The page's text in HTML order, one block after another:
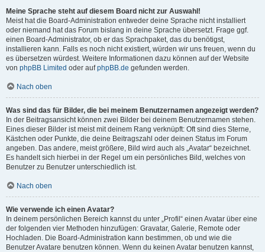
Meine Sprache steht auf diesem Board nicht zur Auswahl!
Meist hat die Board-Administration entweder deine Sprache nicht installiert
oder niemand hat das Forum bislang in deine Sprache übersetzt. Frage ggf.
einen Board-Administrator, ob er das Sprachpaket, das du benötigst,
installieren kann. Falls es noch nicht existiert, würden wir uns freuen, wenn du
es übersetzen würdest. Weitere Informationen dazu können auf der Website
von phpBB Limited oder aufphpBB.de gefunden werden.
Nach oben
Was sind das für Bilder, die bei meinem Benutzernamen angezeigt werden?
In der Beitragsansicht können zwei Bilder bei deinem Benutzernamen stehen.
Eines dieser Bilder ist meist mit deinem Rang verknüpft: Oft sind dies Sterne,
Kästchen oder Punkte, die deine Beitragszahl oder deinen Status im Forum
angeben. Das andere, meist größere, Bild wird auch als „Avatar“ bezeichnet.
Es handelt sich hierbei in der Regel um ein persönliches Bild, welches von
Benutzer zu Benutzer unterschiedlich ist.
Nach oben
Wie verwende ich einen Avatar?
In deinem persönlichen Bereich kannst du unter „Profil“ einen Avatar über eine
der folgenden vier Methoden hinzufügen: Gravatar, Galerie, Remote oder
Hochladen. Die Board-Administration kann bestimmen, ob und wie die
Benutzer Avatare benutzen können. Wenn du keinen Avatar benutzen kannst,